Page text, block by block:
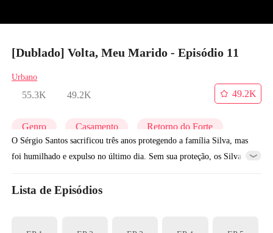
[Dublado] Volta, Meu Marido - Episódio 11
Urbano
55.3K 49.2K
49.2K
Genro Casamento Retorno do Forte
O Sérgio Santos sacrificou três anos protegendo a família Silva, mas
foi humilhado e expulso no último dia. Sem sua proteção, os Silva
Lista de Episódios